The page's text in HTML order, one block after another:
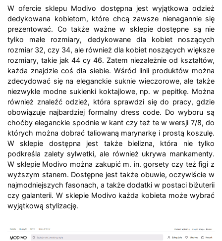
W ofercie sklepu Modivo dostępna jest wyjątkowa odzież
dedykowana kobietom, które chcą zawsze nienagannie się
prezentować. Co także ważne w sklepie dostępne są nie
tylko małe rozmiary, dedykowane dla kobiet noszących
rozmiar 32, czy 34, ale również dla kobiet noszących większe
rozmiary, takie jak 44 cy 46. Zatem niezależnie od kształtów,
każda znajdzie coś dla siebie. Wśród linii produktów można
zdecydować się na eleganckie suknie wieczorowe, ale także
niezwykle modne sukienki koktajlowe, np. w pepitkę. Można
również znaleźć odzież, która sprawdzi się do pracy, gdzie
obowiązuje najbardziej formalny dress code. Do wyboru są
choćby eleganckie spodnie w kant czy też te w wersji 7/8, do
których można dobrać taliowaną marynarkę i prostą koszulę.
W sklepie dostępna jest także bielizna, która nie tylko
podkreśla zalety sylwetki, ale również ukrywa mankamenty.
W sklepie Modivo można zakupić m. in. gorsety czy też figi z
wyższym stanem. Dostępne jest także obuwie, oczywiście w
najmodniejszych fasonach, a także dodatki w postaci biżuterii
czy galanterii. W sklepie Modivo każda kobieta może wybrać
wyjątkową stylizację.